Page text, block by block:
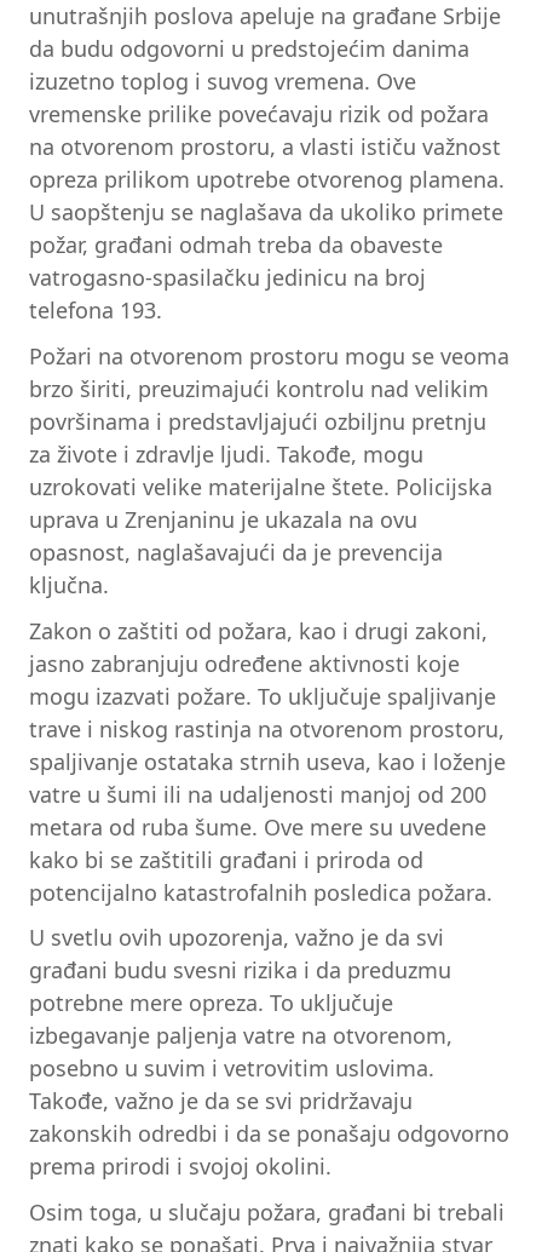
unutrašnjih poslova apeluje na građane Srbije
da budu odgovorni u predstojećim danima
izuzetno toplog i suvog vremena. Ove
vremenske prilike povećavaju rizik od požara
na otvorenom prostoru, a vlasti ističu važnost
opreza prilikom upotrebe otvorenog plamena.
U saopštenju se naglašava da ukoliko primete
požar, građani odmah treba da obaveste
vatrogasno-spasilačku jedinicu na broj
telefona 193.
Požari na otvorenom prostoru mogu se veoma
brzo širiti, preuzimajući kontrolu nad velikim
površinama i predstavljajući ozbiljnu pretnju
za živote i zdravlje ljudi. Takođe, mogu
uzrokovati velike materijalne štete. Policijska
uprava u Zrenjaninu je ukazala na ovu
opasnost, naglašavajući da je prevencija
ključna.
Zakon o zaštiti od požara, kao i drugi zakoni,
jasno zabranjuju određene aktivnosti koje
mogu izazvati požare. To uključuje spaljivanje
trave i niskog rastinja na otvorenom prostoru,
spaljivanje ostataka strnih useva, kao i loženje
vatre u šumi ili na udaljenosti manjoj od 200
metara od ruba šume. Ove mere su uvedene
kako bi se zaštitili građani i priroda od
potencijalno katastrofalnih posledica požara.
U svetlu ovih upozorenja, važno je da svi
građani budu svesni rizika i da preduzmu
potrebne mere opreza. To uključuje
izbegavanje paljenja vatre na otvorenom,
posebno u suvim i vetrovitim uslovima.
Takođe, važno je da se svi pridržavaju
zakonskih odredbi i da se ponašaju odgovorno
prema prirodi i svojoj okolini.
Osim toga, u slučaju požara, građani bi trebali
znati kako se ponašati. Prva i najvažnija stvar